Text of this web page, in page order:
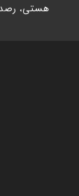
هستی،